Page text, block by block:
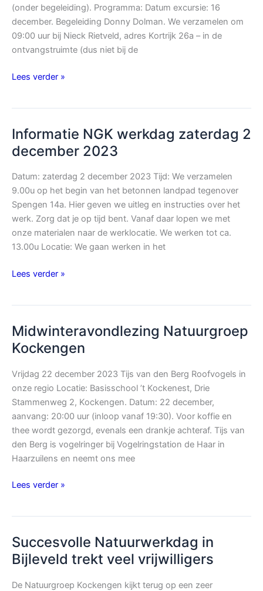
(onder begeleiding). Programma: Datum excursie: 16
december. Begeleiding Donny Dolman. We verzamelen om
09:00 uur bij Nieck Rietveld, adres Kortrijk 26a – in de
ontvangstruimte (dus niet bij de
Eenden
rond
Kockengen,
december
2023
Lees verder »
Informatie NGK werkdag zaterdag 2
december 2023
Datum: zaterdag 2 december 2023 Tijd: We verzamelen
9.00u op het begin van het betonnen landpad tegenover
Spengen 14a. Hier geven we uitleg en instructies over het
werk. Zorg dat je op tijd bent. Vanaf daar lopen we met
onze materialen naar de werklocatie. We werken tot ca.
13.00u Locatie: We gaan werken in het
Informatie
2
december
Lees verder »
Midwinteravondlezing Natuurgroep
Kockengen
Vrijdag 22 december 2023 Tijs van den Berg Roofvogels in
onze regio Locatie: Basisschool ’t Kockenest, Drie
Stammenweg 2, Kockengen. Datum: 22 december,
aanvang: 20:00 uur (inloop vanaf 19:30). Voor koffie en
thee wordt gezorgd, evenals een drankje achteraf. Tijs van
den Berg is vogelringer bij Vogelringstation de Haar in
Haarzuilens en neemt ons mee
Midwinteravondlezing
Lees verder »
Succesvolle Natuurwerkdag in
Bijleveld trekt veel vrijwilligers
De Natuurgroep Kockengen kijkt terug op een zeer